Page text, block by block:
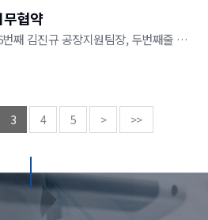
협약
△첫번째줄(아래) 왼쪽에서 6번째 김진규 공장지원팀장, 두번째줄 왼쪽에서 6번째 김두일 환경안전그룹장 스템코는 지난 10일, 속리산국립공원사무소 및 기업, 지역주민, 비영리법인·단체와 '속리산국립공원 ESG 업무협약식'을 가졌다.
3 4 5 > >>